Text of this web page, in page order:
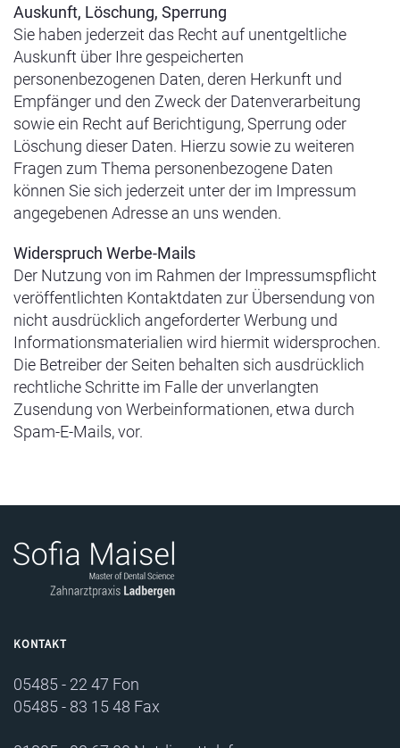
Auskunft, Löschung, Sperrung
Sie haben jederzeit das Recht auf unentgeltliche
Auskunft über Ihre gespeicherten
personenbezogenen Daten, deren Herkunft und
Empfänger und den Zweck der Datenverarbeitung
sowie ein Recht auf Berichtigung, Sperrung oder
Löschung dieser Daten. Hierzu sowie zu weiteren
Fragen zum Thema personenbezogene Daten
können Sie sich jederzeit unter der im Impressum
angegebenen Adresse an uns wenden.
Widerspruch Werbe-Mails
Der Nutzung von im Rahmen der Impressumspflicht
veröffentlichten Kontaktdaten zur Übersendung von
nicht ausdrücklich angeforderter Werbung und
Informationsmaterialien wird hiermit widersprochen.
Die Betreiber der Seiten behalten sich ausdrücklich
rechtliche Schritte im Falle der unverlangten
Zusendung von Werbeinformationen, etwa durch
Spam-E-Mails, vor.
KONTAKT
05485 - 22 47 Fon
05485 - 83 15 48 Fax